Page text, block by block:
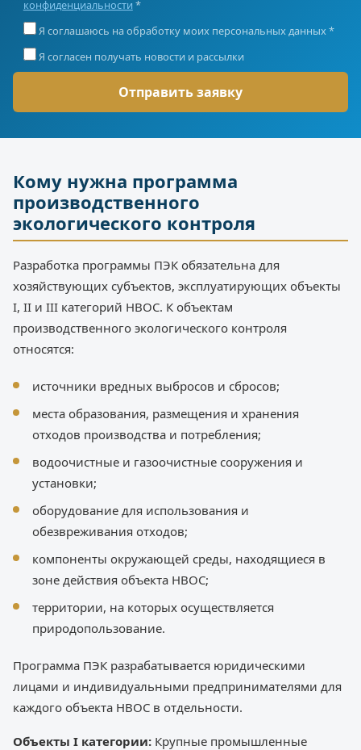
конфиденциальности *
Я соглашаюсь на обработку моих персональных данных *
Я согласен получать новости и рассылки
Кому нужна программа
производственного
экологического контроля
Разработка программы ПЭК обязательна для
хозяйствующих субъектов, эксплуатирующих объекты
I, II и III категорий НВОС. К объектам
производственного экологического контроля
относятся:
источники вредных выбросов и сбросов;
места образования, размещения и хранения
отходов производства и потребления;
водоочистные и газоочистные сооружения и
установки;
оборудование для использования и
обезвреживания отходов;
компоненты окружающей среды, находящиеся в
зоне действия объекта НВОС;
территории, на которых осуществляется
природопользование.
Программа ПЭК разрабатывается юридическими
лицами и индивидуальными предпринимателями для
каждого объекта НВОС в отдельности.
Объекты I категории: Крупные промышленные